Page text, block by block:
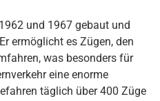
und 1967 gebaut und
ermöglicht es Zügen, den
was besonders für
eine enorme
täglich über 400 Züge